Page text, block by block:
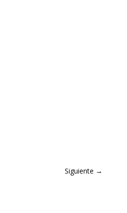
Siguiente →